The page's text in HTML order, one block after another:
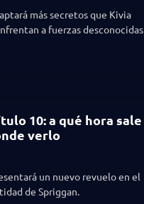
más secretos que Kivia
a fuerzas desconocidas.
10: a qué hora sale
verlo
un nuevo revuelo en el
de Spriggan.